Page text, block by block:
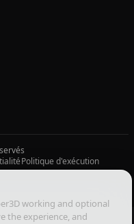
working and optional
the experience, and
Politique d'exécution